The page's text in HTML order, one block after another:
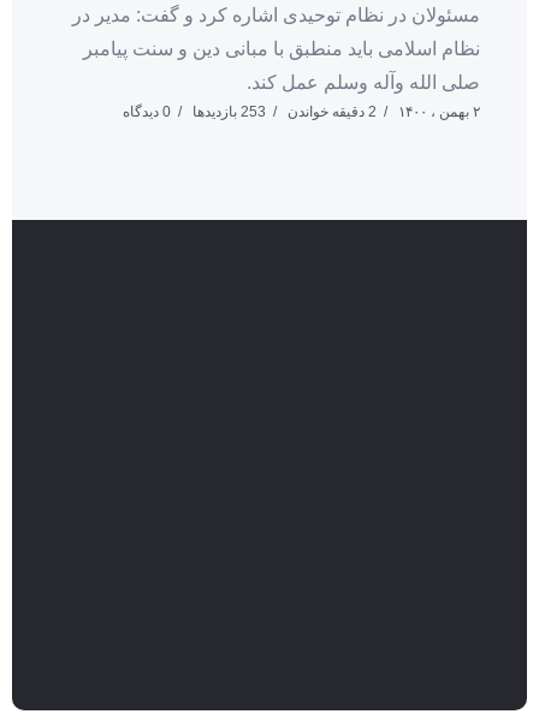
مسئولان در نظام توحیدی اشاره کرد و گفت: مدیر در
نظام اسلامی باید منطبق با مبانی دین و سنت پیامبر
صلی الله وآله وسلم عمل کند.
۲ بهمن ، ۱۴۰۰ 2 دقیقه خواندن 253 بازدیدها 0 دیدگاه